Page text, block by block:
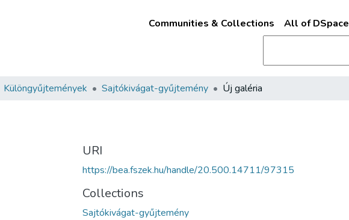
Communities & Collections All of DSpace
Különgyűjtemények Sajtókivágat-gyűjtemény Új galéria
URI
https://bea.fszek.hu/handle/20.500.14711/97315
Collections
Sajtókivágat-gyűjtemény